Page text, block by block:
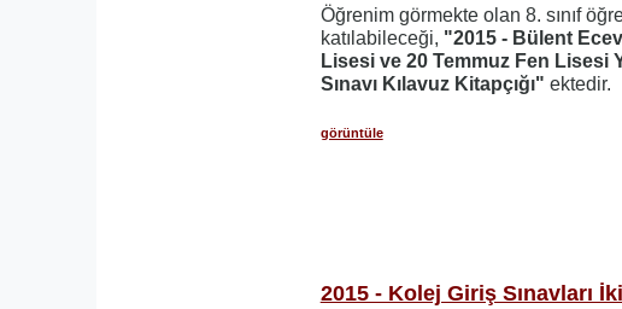
Öğrenim görmekte olan 8. sınıf
katılabileceği, "2015 - Bülent
Lisesi ve 20 Temmuz Fen Lisesi
Sınavı Kılavuz Kitapçığı" ektedir.
görüntüle
2015 - Kolej Giriş Sınavları